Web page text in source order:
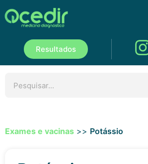
Resultados
Exames e vacinas >> Potássio